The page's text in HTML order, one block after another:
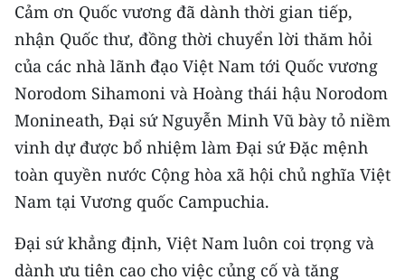
VỀ BÁO NHÂN DÂN
THỜI NAY
NHÂN DÂN CUỐI TUẦN
NHÂN DÂN HẰNG THÁNG
MUA BÁO
ĐỌC BÁO IN
Cảm ơn Quốc vương đã dành thời gian tiếp,
nhận Quốc thư, đồng thời chuyển lời thăm hỏi
của các nhà lãnh đạo Việt Nam tới Quốc vương
Norodom Sihamoni và Hoàng thái hậu Norodom
Monineath, Đại sứ Nguyễn Minh Vũ bày tỏ niềm
vinh dự được bổ nhiệm làm Đại sứ Đặc mệnh
toàn quyền nước Cộng hòa xã hội chủ nghĩa Việt
Nam tại Vương quốc Campuchia.
Đại sứ khẳng định, Việt Nam luôn coi trọng và
dành ưu tiên cao cho việc củng cố và tăng